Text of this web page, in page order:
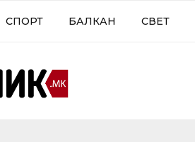
СПОРТ БАЛКАН СВЕТ